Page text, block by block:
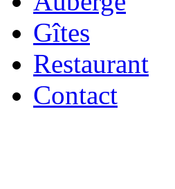
Gîtes
Restaurant
Contact